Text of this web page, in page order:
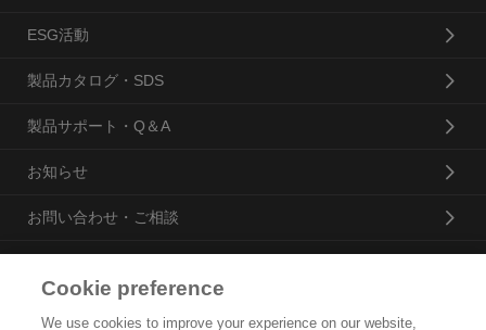
ESG活動
製品カタログ・SDS
製品サポート・Q＆A
お知らせ
お問い合わせ・ご相談
Cookie preference
We use cookies to improve your experience on our website,